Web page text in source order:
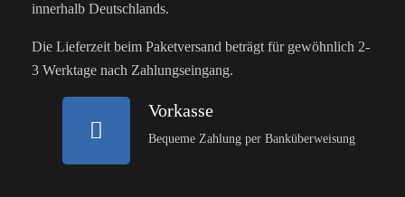
innerhalb Deutschlands.
Die Lieferzeit beim Paketversand beträgt für gewöhnlich 2-
3 Werktage nach Zahlungseingang.
Vorkasse
Bequeme Zahlung per Banküberweisung